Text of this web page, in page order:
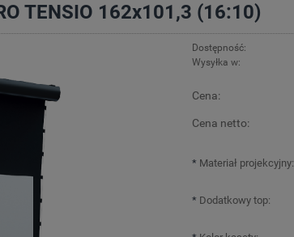
TENSIO 162x101,3 (16:10)
Dostępność:
Wysyłka w:
Cena:
Cena netto:
* Materiał projekcyjny:
* Dodatkowy top: